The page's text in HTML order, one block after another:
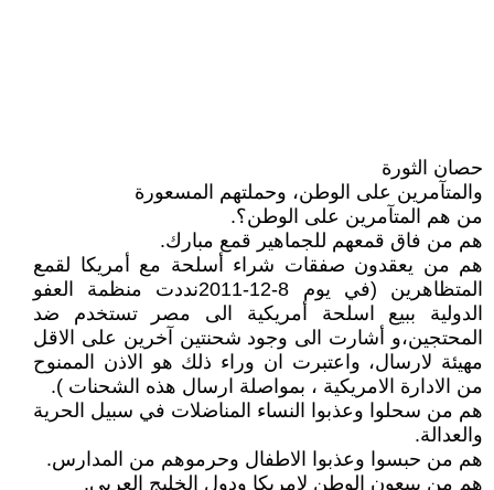
حصان الثورة
والمتآمرين على الوطن، وحملتهم المسعورة
من هم المتآمرين على الوطن؟.
هم من فاق قمعهم للجماهير قمع مبارك.
هم من يعقدون صفقات شراء أسلحة مع أمريكا لقمع
المتظاهرين (في يوم 8-12-2011نددت منظمة العفو
الدولية ببيع اسلحة أمريكية الى مصر تستخدم ضد
المحتجين،و أشارت الى وجود شحنتين آخرين على الاقل
مهيئة لارسال، واعتبرت ان وراء ذلك هو الاذن الممنوح
من الادارة الامريكية ، بمواصلة ارسال هذه الشحنات ).
هم من سحلوا وعذبوا النساء المناضلات في سبيل الحرية
والعدالة.
هم من حبسوا وعذبوا الاطفال وحرموهم من المدارس.
هم من يبيعون الوطن لامريكا ودول الخليج العربي.